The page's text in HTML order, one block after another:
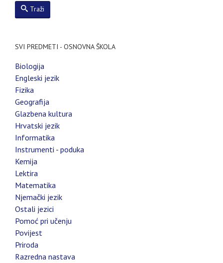
Traži
SVI PREDMETI - OSNOVNA ŠKOLA
Biologija
Engleski jezik
Fizika
Geografija
Glazbena kultura
Hrvatski jezik
Informatika
Instrumenti - poduka
Kemija
Lektira
Matematika
Njemački jezik
Ostali jezici
Pomoć pri učenju
Povijest
Priroda
Razredna nastava